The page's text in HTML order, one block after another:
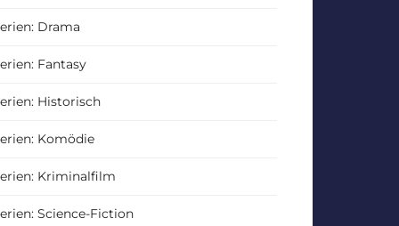
Drama
Fantasy
Historisch
Komödie
Kriminalfilm
Science-Fiction